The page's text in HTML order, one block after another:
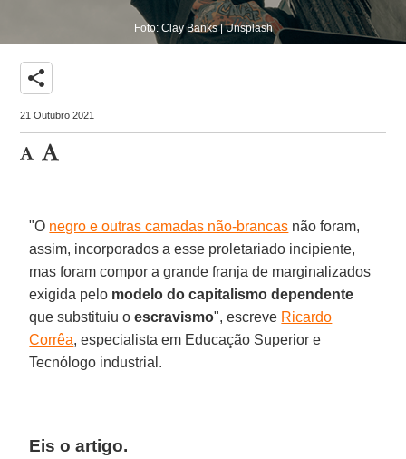
Foto: Clay Banks | Unsplash
share
21 Outubro 2021
"O negro e outras camadas não-brancas não foram,
assim, incorporados a esse proletariado incipiente,
mas foram compor a grande franja de marginalizados
exigida pelo modelo do capitalismo dependente
que substituiu oescravismo", escreve Ricardo
Corrêa, especialista em Educação Superior e
Tecnólogo industrial.
Eis o artigo.